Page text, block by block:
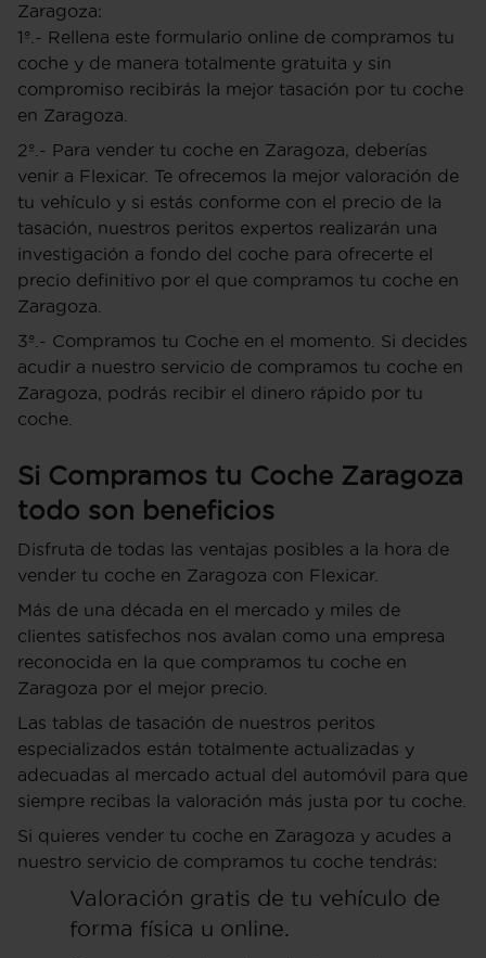
Zaragoza:
1º.- Rellena este formulario online de compramos tu
coche y de manera totalmente gratuita y sin
compromiso recibirás la mejor tasación por tu coche
en Zaragoza.
2º.- Para vender tu coche en Zaragoza, deberías
venir a Flexicar. Te ofrecemos la mejor valoración de
tu vehículo y si estás conforme con el precio de la
tasación, nuestros peritos expertos realizarán una
investigación a fondo del coche para ofrecerte el
precio definitivo por el que compramos tu coche en
Zaragoza.
3º.- Compramos tu Coche en el momento. Si decides
acudir a nuestro servicio de compramos tu coche en
Zaragoza, podrás recibir el dinero rápido por tu
coche.
Si Compramos tu Coche Zaragoza
todo son beneficios
Disfruta de todas las ventajas posibles a la hora de
vender tu coche en Zaragoza con Flexicar.
Más de una década en el mercado y miles de
clientes satisfechos nos avalan como una empresa
reconocida en la que compramos tu coche en
Zaragoza por el mejor precio.
Las tablas de tasación de nuestros peritos
especializados están totalmente actualizadas y
adecuadas al mercado actual del automóvil para que
siempre recibas la valoración más justa por tu coche.
Si quieres vender tu coche en Zaragoza y acudes a
nuestro servicio de compramos tu coche tendrás:
Valoración gratis de tu vehículo de
forma física u online.